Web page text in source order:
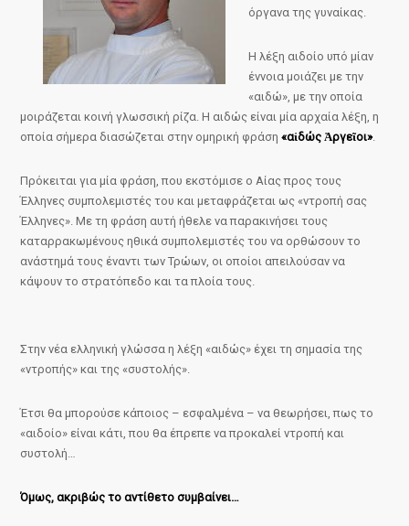
όργανα της γυναίκας.
Η λέξη αιδοίο υπό μίαν
έννοια μοιάζει με την
«αιδώ», με την οποία
μοιράζεται κοινή γλωσσική ρίζα. Η αιδώς είναι μία αρχαία λέξη, η
οποία σήμερα διασώζεται στην ομηρική φράση«αἰδώς Ἀργεῖοι».
Πρόκειται για μία φράση, που εκστόμισε ο Αίας προς τους
Έλληνες συμπολεμιστές του και μεταφράζεται ως «ντροπή σας
Έλληνες». Με τη φράση αυτή ήθελε να παρακινήσει τους
καταρρακωμένους ηθικά συμπολεμιστές του να ορθώσουν το
ανάστημά τους έναντι των Τρώων, οι οποίοι απειλούσαν να
κάψουν το στρατόπεδο και τα πλοία τους.
Στην νέα ελληνική γλώσσα η λέξη «αιδώς» έχει τη σημασία της
«ντροπής» και της «συστολής».
Έτσι θα μπορούσε κάποιος – εσφαλμένα – να θεωρήσει, πως το
«αιδοίο» είναι κάτι, που θα έπρεπε να προκαλεί ντροπή και
συστολή…
Όμως, ακριβώς το αντίθετο συμβαίνει…